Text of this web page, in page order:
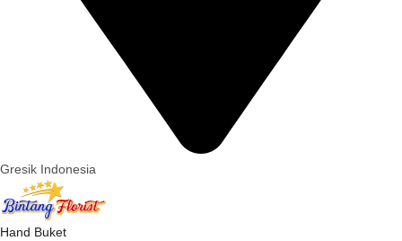
Gresik Indonesia
Hand Buket